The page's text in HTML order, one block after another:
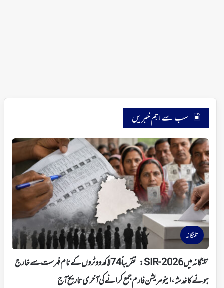
سب سے اہم خبریں
تلنگانہ
تلنگانہ میں SIR-2026: تقریباً 74 لاکھ ووٹروں کے نام فہرست سے خارج
ہونے کا خدشہ، اینومریشن فارم جمع کرانے کی آخری تاریخ آج